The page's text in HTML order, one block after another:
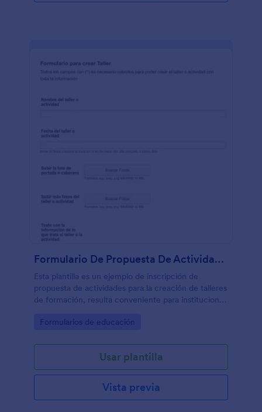
Formulario De Propuesta De Actividad Para Crear Taller
Esta plantilla es un ejemplo de inscripción de
propuesta de actividades para la creación de talleres
de formación, resulta conveniente para instituciones
organizaciones que llevan a concurso la creación de
Go to Category:
Formularios de educación
Usar plantilla
Vista previa